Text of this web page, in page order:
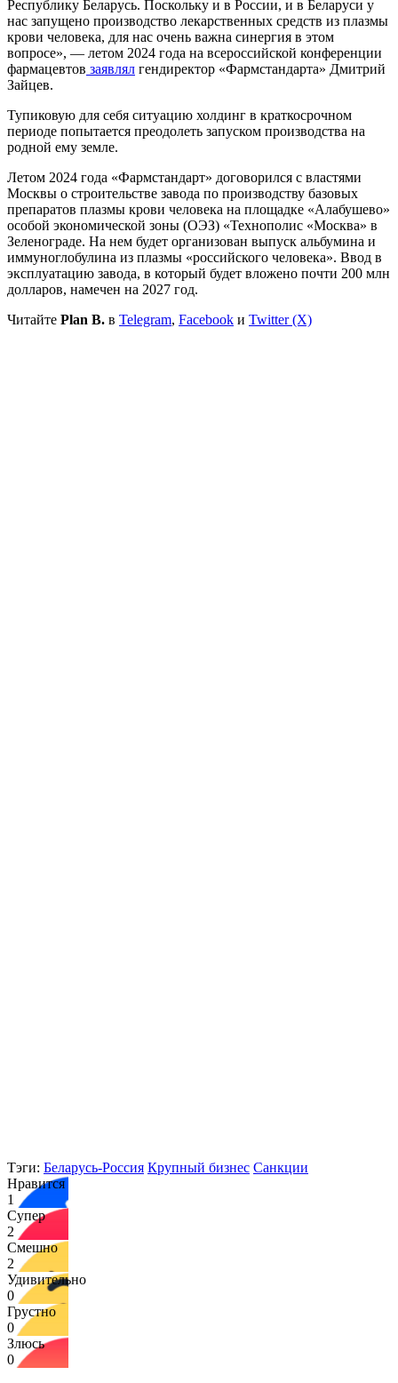
Республику Беларусь. Поскольку и в России, и в Беларуси у
нас запущено производство лекарственных средств из плазмы
крови человека, для нас очень важна синергия в этом
вопросе», — летом 2024 года на всероссийской конференции
фармацевтов заявлял гендиректор «Фармстандарта» Дмитрий
Зайцев.
Тупиковую для себя ситуацию холдинг в краткосрочном
периоде попытается преодолеть запуском производства на
родной ему земле.
Летом 2024 года «Фармстандарт» договорился с властями
Москвы о строительстве завода по производству базовых
препаратов плазмы крови человека на площадке «Алабушево»
особой экономической зоны (ОЭЗ) «Технополис «Москва» в
Зеленограде. На нем будет организован выпуск альбумина и
иммуноглобулина из плазмы «российского человека». Ввод в
эксплуатацию завода, в который будет вложено почти 200 млн
долларов, намечен на 2027 год.
Читайте Plan B. в Telegram, Facebook и Twitter (X)
Тэги: Беларусь-Россия Крупный бизнес Санкции
Нравится
1
Супер
2
Смешно
2
Удивительно
0
Грустно
0
Злюсь
0